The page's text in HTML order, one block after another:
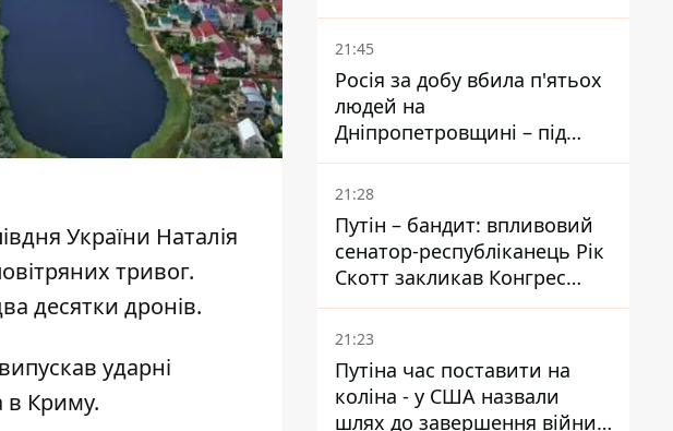
України Наталія
тривог.
десятки дронів.
ударні
в Криму.
біль – він очолив народне
голосування
21:45
Росія за добу вбила п'ятьох
людей на
Дніпропетровщині – під
ударами опинилися п'ять
районів області
21:28
Путін – бандит: впливовий
сенатор-республіканець Рік
Скотт закликав Конгрес
притягнути РФ до
відповідальності за війну в
Україні
21:23
Путіна час поставити на
коліна - у США назвали
шлях до завершення війни -